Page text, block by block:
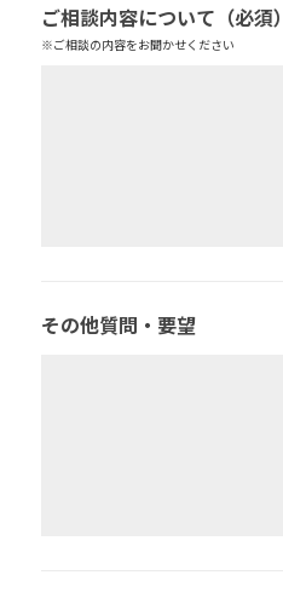
ご相談内容について （必須）
※ご相談の内容をお聞かせください
その他質問・要望